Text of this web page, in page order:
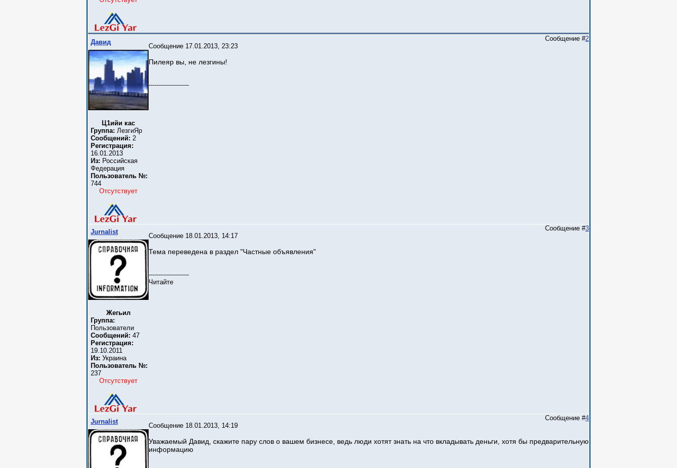
Давид
Сообщение 17.01.2013, 23:23
Сообщение #2
Ц1ийи кас
Группа: ЛезгиЯр
Сообщений: 2
Регистрация:
16.01.2013
Из: Российская
Федерация
Пользователь №:
744
Отсутствует
Пилеяр вы, не лезгины!
--------------------
Jurnalist
Сообщение 18.01.2013, 14:17
Сообщение #3
Жегьил
Группа:
Пользователи
Сообщений: 47
Регистрация:
19.10.2011
Из: Украина
Пользователь №:
237
Отсутствует
Тема переведена в раздел "Частные объявления"
--------------------
Читайте
Jurnalist
Сообщение 18.01.2013, 14:19
Сообщение #4
Уважаемый Давид, скажите пару слов о вашем бизнесе, ведь люди хотят знать на что вкладывать деньги, хотя бы предварительную
информацию